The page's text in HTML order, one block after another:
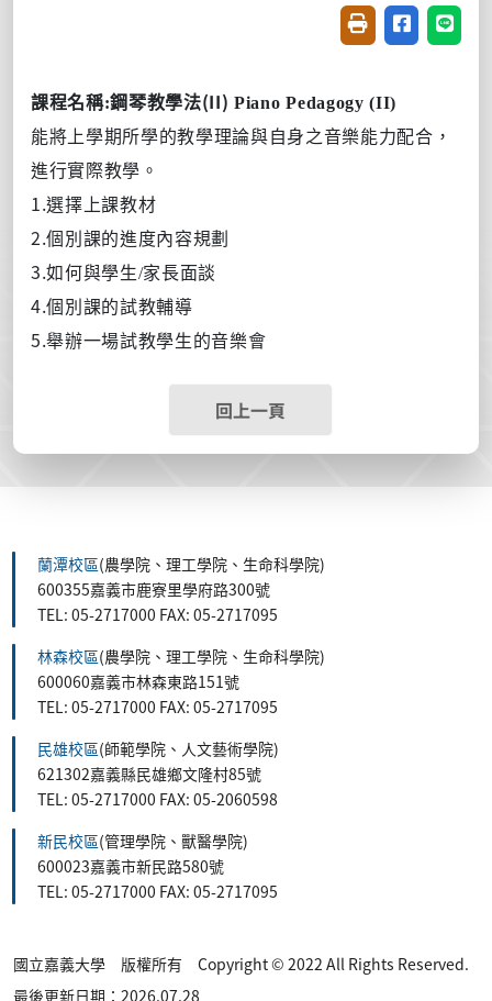
友善列印(開新視
分享至臉書
分享
課程名稱:鋼琴教學法(II)Piano Pedagogy (II)
能將上學期所學的教學理論與自身之音樂能力配合，
進行實際教學。
1.選擇上課教材
2.個別課的進度內容規劃
3.如何與學生/家長面談
4.個別課的試教輔導
5.舉辦一場試教學生的音樂會
回上一頁
蘭潭校區(農學院、理工學院、生命科學院)
600355嘉義市鹿寮里學府路300號
TEL: 05-2717000 FAX: 05-2717095
林森校區(農學院、理工學院、生命科學院)
600060嘉義市林森東路151號
TEL: 05-2717000 FAX: 05-2717095
民雄校區(師範學院、人文藝術學院)
621302嘉義縣民雄鄉文隆村85號
TEL: 05-2717000 FAX: 05-2060598
新民校區(管理學院、獸醫學院)
600023嘉義市新民路580號
TEL: 05-2717000 FAX: 05-2717095
國立嘉義大學 版權所有 Copyright © 2022 All Rights Reserved.
最後更新日期：2026.07.28